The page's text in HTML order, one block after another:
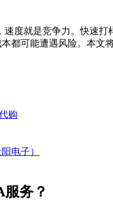
速度就是竞争力。快速
都可能遭遇风险。本文
购
电子）
服务？